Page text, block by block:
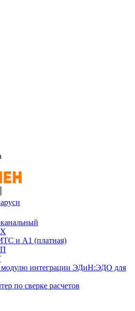
и А1 (платная)
интеграции ЭДиН:ЭДО для
по сверке расчетов